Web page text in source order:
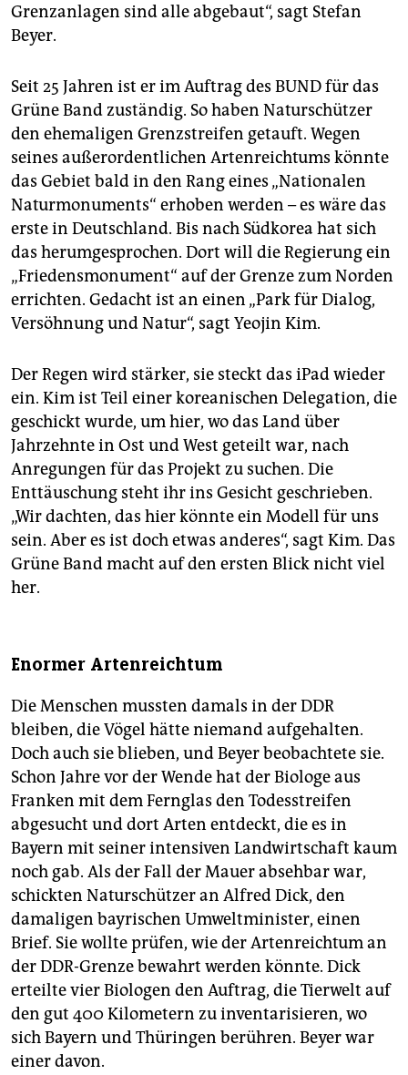
Grenzanlagen sind alle abgebaut“, sagt Stefan
Beyer.
Seit 25 Jahren ist er im Auftrag des BUND für das
Grüne Band zuständig. So haben Naturschützer
den ehemaligen Grenzstreifen getauft. Wegen
seines außerordentlichen Artenreichtums könnte
das Gebiet bald in den Rang eines „Nationalen
Naturmonuments“ erhoben werden – es wäre das
erste in Deutschland. Bis nach Südkorea hat sich
das herumgesprochen. Dort will die Regierung ein
„Friedensmonument“ auf der Grenze zum Norden
errichten. Gedacht ist an einen „Park für Dialog,
Versöhnung und Natur“, sagt Yeojin Kim.
Der Regen wird stärker, sie steckt das iPad wieder
ein. Kim ist Teil einer koreanischen Delegation, die
geschickt wurde, um hier, wo das Land über
Jahrzehnte in Ost und West geteilt war, nach
Anregungen für das Projekt zu suchen. Die
Enttäuschung steht ihr ins Gesicht geschrieben.
„Wir dachten, das hier könnte ein Modell für uns
sein. Aber es ist doch etwas anderes“, sagt Kim. Das
Grüne Band macht auf den ersten Blick nicht viel
her.
Enormer Artenreichtum
Die Menschen mussten damals in der DDR
bleiben, die Vögel hätte niemand aufgehalten.
Doch auch sie blieben, und Beyer beobachtete sie.
Schon Jahre vor der Wende hat der Biologe aus
Franken mit dem Fernglas den Todesstreifen
abgesucht und dort Arten entdeckt, die es in
Bayern mit seiner intensiven Landwirtschaft kaum
noch gab. Als der Fall der Mauer absehbar war,
schickten Naturschützer an Alfred Dick, den
damaligen bayrischen Umweltminister, einen
Brief. Sie wollte prüfen, wie der Artenreichtum an
der DDR-Grenze bewahrt werden könnte. Dick
erteilte vier Biologen den Auftrag, die Tierwelt auf
den gut 400 Kilometern zu inventarisieren, wo
sich Bayern und Thüringen berühren. Beyer war
einer davon.